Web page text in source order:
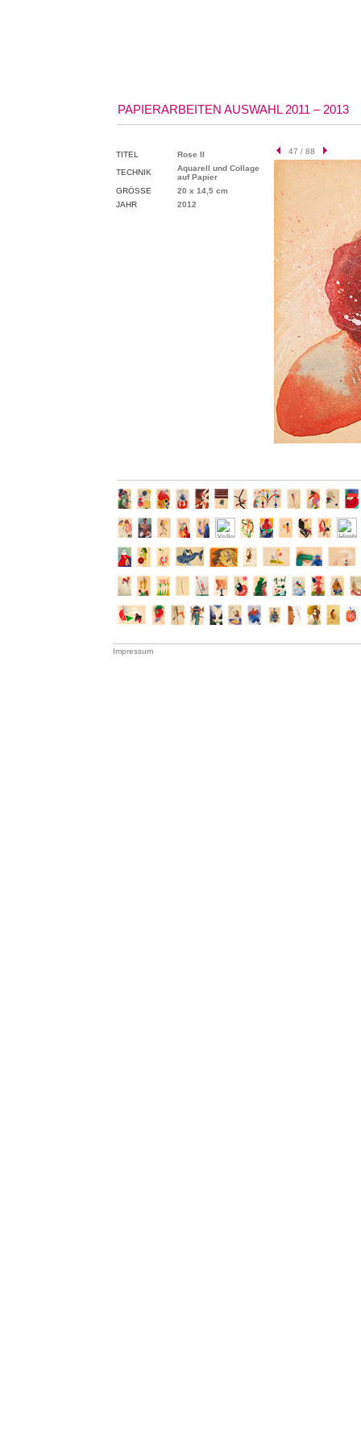
PAPIERARBEITEN AUSWAHL 2011 – 2013
TITEL
Rose II
TECHNIK
Aquarell und Collage
auf Papier
GRÖSSE
20 x 14,5 cm
JAHR
2012
47 / 88
Impressum